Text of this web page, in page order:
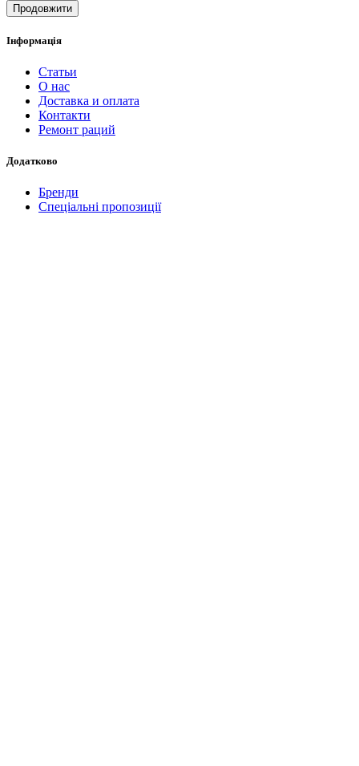
Продовжити
Інформація
Статьи
О нас
Доставка и оплата
Контакти
Ремонт раций
Додатково
Бренди
Спеціальні пропозиції